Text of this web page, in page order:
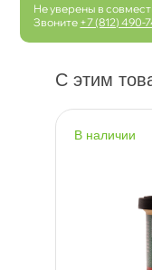
Не уверены в
Звоните +7 (812) 490-
С этим
наличии